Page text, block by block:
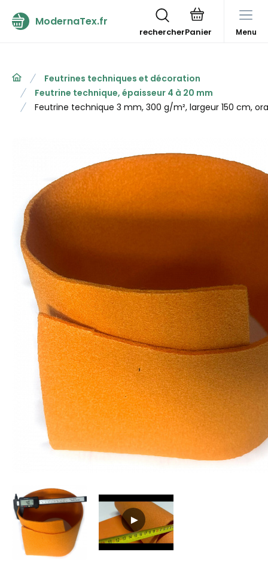
ModernaTex.fr
rechercher Menu
Feutrines techniques et décoration
Feutrine technique, épaisseur 4 à 20 mm
Feutrine technique 3 mm, 300 g/m², largeur 150 cm,